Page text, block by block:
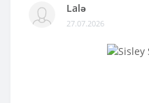
Lalə
27.07.2026